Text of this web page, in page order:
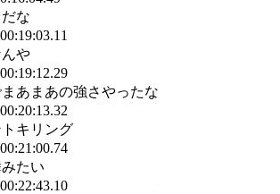
な
や
あまあの強さやったな
キリング
たい